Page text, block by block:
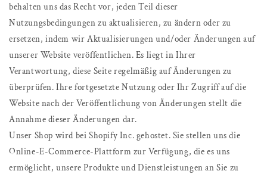
behalten uns das Recht vor, jeden Teil dieser
Nutzungsbedingungen zu aktualisieren, zu ändern oder zu
ersetzen, indem wir Aktualisierungen und/oder Änderungen auf
unserer Website veröffentlichen. Es liegt in Ihrer
Verantwortung, diese Seite regelmäßig auf Änderungen zu
überprüfen. Ihre fortgesetzte Nutzung oder Ihr Zugriff auf die
Website nach der Veröffentlichung von Änderungen stellt die
Annahme dieser Änderungen dar.
Unser Shop wird bei Shopify Inc. gehostet. Sie stellen uns die
Online-E-Commerce-Plattform zur Verfügung, die es uns
ermöglicht, unsere Produkte und Dienstleistungen an Sie zu